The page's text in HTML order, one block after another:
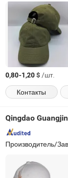
0,80-1,20$/шт.
Контакты
Qingdao
Производитель/